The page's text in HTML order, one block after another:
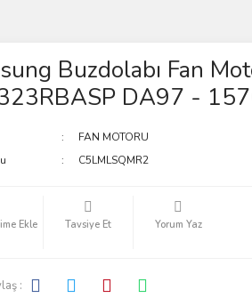
Buzdolabı Fan
DA97 -
FAN MOTORU
C5LMLSQMR2
Tavsiye Et Yorum Yaz
: